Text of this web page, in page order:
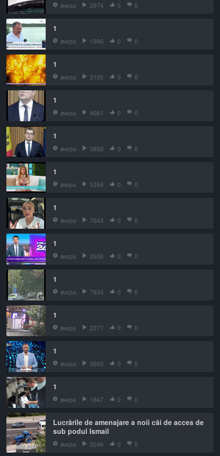
вчера 2974 0 0
1
вчера 1996 0 0
1
вчера 2155 0 0
1
вчера 9081 0 0
1
вчера 3858 0 0
1
вчера 5359 0 0
1
вчера 7643 0 0
1
вчера 3906 0 0
1
вчера 7834 0 0
1
вчера 2377 0 0
1
вчера 3663 0 0
1
вчера 1847 0 0
Lucrările de amenajare a noii căi de acces de
sub podul Ismail
вчера 3246 0 0